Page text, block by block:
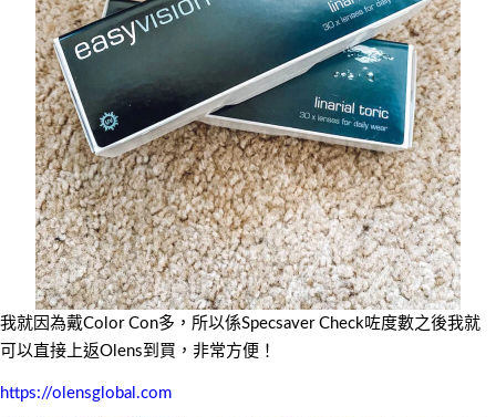
我就因為戴Color Con多，所以係Specsaver Check咗度數之後我就
可以直接上返Olens到買，非常方便！
https://olensglobal.com